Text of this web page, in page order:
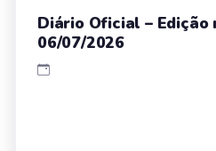
Diário Oficial – Edição
06/07/2026